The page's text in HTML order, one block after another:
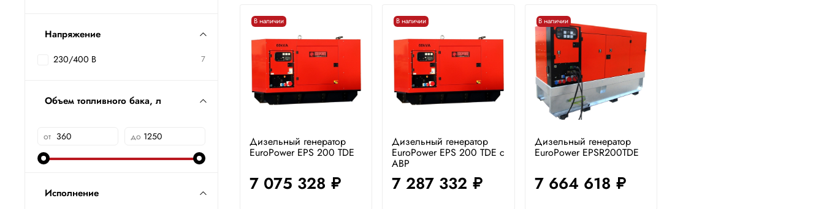
В наличии
Дизельный генератор
EuroPower EPS 200 TDE
7 075 328 руб.
В наличии
Дизельный генератор
EuroPower EPS 200 TDE с
АВР
7 287 332 руб.
В наличии
Дизельный генератор
EuroPower EPSR200TDE
7 664 618 руб.
Напряжение
230/400 В 7
Объем топливного бака, л
от до
Исполнение